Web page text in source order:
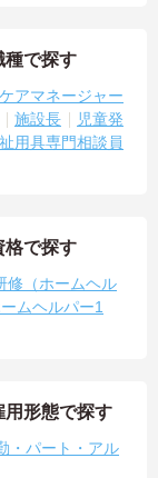
種で探す
ケアマネージャー
施設長
児童発
用具専門相談員
格で探す
修（ホームヘル
ムヘルパー1
用形態で探す
・パート・アル